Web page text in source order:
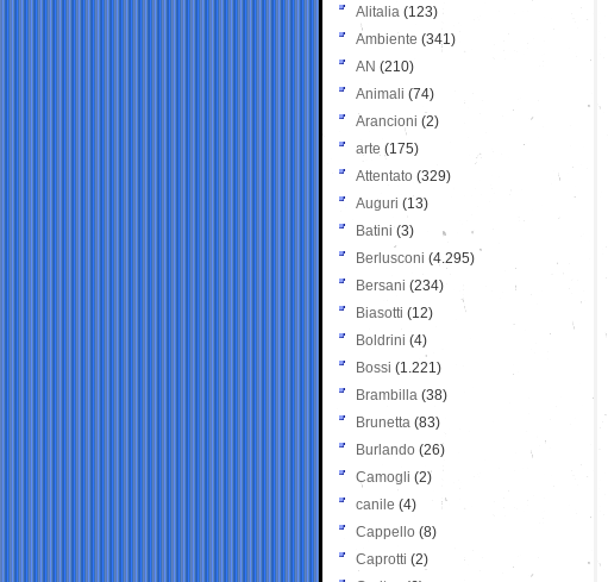
Alitalia (123)
Ambiente (341)
AN (210)
Animali (74)
Arancioni (2)
arte (175)
Attentato (329)
Auguri (13)
Batini (3)
Berlusconi (4.295)
Bersani (234)
Biasotti (12)
Boldrini (4)
Bossi (1.221)
Brambilla (38)
Brunetta (83)
Burlando (26)
Camogli (2)
canile (4)
Cappello (8)
Caprotti (2)